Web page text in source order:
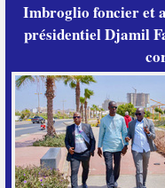
Imbroglio foncier et
présidentiel Djamil